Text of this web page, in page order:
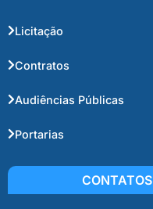
Licitação
Contratos
Audiências Públicas
Portarias
CONTATOS